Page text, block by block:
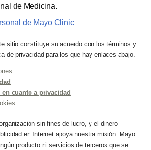
de Medicina.
de Mayo Clinic
sitio constituye su acuerdo con los términos y
de privacidad para los que hay enlaces abajo.
cuanto a privacidad
sin fines de lucro, y el dinero
en Internet apoya nuestra misión. Mayo
producto ni servicios de terceros que se